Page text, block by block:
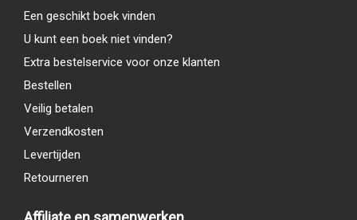
Een geschikt boek vinden
U kunt een boek niet vinden?
Extra bestelservice voor onze klanten
Bestellen
Veilig betalen
Verzendkosten
Levertijden
Retourneren